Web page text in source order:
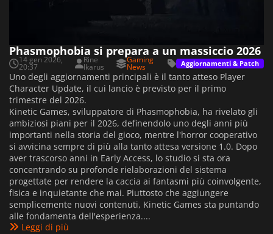
Phasmophobia si prepara a un massiccio 2026
14 gen 2026,
20:37
Rine
Ikarus
Gaming
News Aggiornamenti & Patch
Uno degli aggiornamenti principali è il tanto atteso Player
Character Update, il cui lancio è previsto per il primo
trimestre del 2026.
Kinetic Games, sviluppatore di Phasmophobia, ha rivelato gli
ambiziosi piani per il 2026, definendolo uno degli anni più
importanti nella storia del gioco, mentre l'horror cooperativo
si avvicina sempre di più alla tanto attesa versione 1.0. Dopo
aver trascorso anni in Early Access, lo studio si sta ora
concentrando su profonde rielaborazioni del sistema
progettate per rendere la caccia ai fantasmi più coinvolgente,
fisica e inquietante che mai. Piuttosto che aggiungere
semplicemente nuovi contenuti, Kinetic Games sta puntando
alle fondamenta dell'esperienza....
Leggi di più